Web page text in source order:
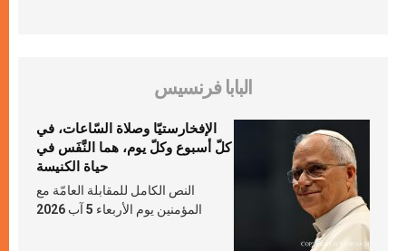
البابا فرنسيس
الإفخارستيّا وصلاة السّاعات، في
كلّ أسبوع وكلّ يوم، هما النَّفَس في
حياة الكنيسة
النص الكامل للمقابلة العامّة مع
المؤمنين يوم الأربعاء 5 آب 2026